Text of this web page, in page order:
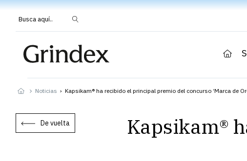
Busca aquí..
Noticias › Kapsikam® ha recibido el principal premio del concurso ‘Marca de
De vuelta
Kapsikam®